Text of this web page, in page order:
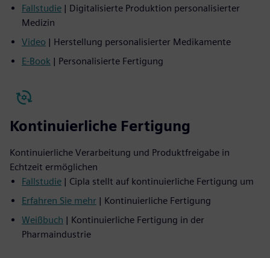
Fallstudie | Digitalisierte Produktion personalisierter
Medizin
Video | Herstellung personalisierter Medikamente
E-Book | Personalisierte Fertigung
Kontinuierliche Fertigung
Kontinuierliche Verarbeitung und Produktfreigabe in
Echtzeit ermöglichen
Fallstudie | Cipla stellt auf kontinuierliche Fertigung um
Erfahren Sie mehr | Kontinuierliche Fertigung
Weißbuch | Kontinuierliche Fertigung in der
Pharmaindustrie